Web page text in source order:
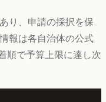
り、申請の採択を保
報は各自治体の公式
順で予算上限に達し次